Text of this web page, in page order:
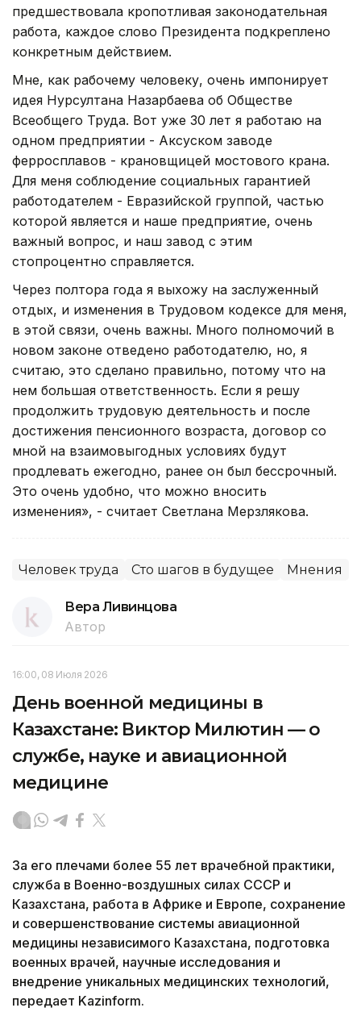
предшествовала кропотливая законодательная
работа, каждое слово Президента подкреплено
конкретным действием.
Мне, как рабочему человеку, очень импонирует
идея Нурсултана Назарбаева об Обществе
Всеобщего Труда. Вот уже 30 лет я работаю на
одном предприятии - Аксуском заводе
ферросплавов - крановщицей мостового крана.
Для меня соблюдение социальных гарантией
работодателем - Евразийской группой, частью
которой является и наше предприятие, очень
важный вопрос, и наш завод с этим
стопроцентно справляется.
Через полтора года я выхожу на заслуженный
отдых, и изменения в Трудовом кодексе для меня,
в этой связи, очень важны. Много полномочий в
новом законе отведено работодателю, но, я
считаю, это сделано правильно, потому что на
нем большая ответственность. Если я решу
продолжить трудовую деятельность и после
достижения пенсионного возраста, договор со
мной на взаимовыгодных условиях будут
продлевать ежегодно, ранее он был бессрочный.
Это очень удобно, что можно вносить
изменения», - считает Светлана Мерзлякова.
Человек труда Сто шагов в будущее Мнения
Вера Ливинцова
Автор
16:00, 08 Июля 2026
День военной медицины в
Казахстане: Виктор Милютин — о
службе, науке и авиационной
медицине
За его плечами более 55 лет врачебной практики,
служба в Военно-воздушных силах СССР и
Казахстана, работа в Африке и Европе, сохранение
и совершенствование системы авиационной
медицины независимого Казахстана, подготовка
военных врачей, научные исследования и
внедрение уникальных медицинских технологий,
передает Kazinform.